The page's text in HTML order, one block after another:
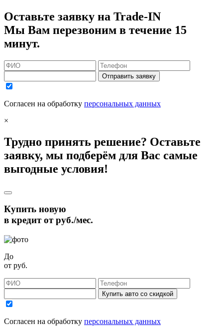
Оставьте заявку на Trade-IN
Мы Вам перезвоним в течение 15
минут.
Отправить заявку
Согласен на обработку персональных данных
×
Трудно принять решение? Оставьте
заявку, мы подберём для Вас самые
выгодные условия!
Купить новую
в кредит отруб./мес.
До
от руб.
Купить авто со скидкой
Согласен на обработку персональных данных